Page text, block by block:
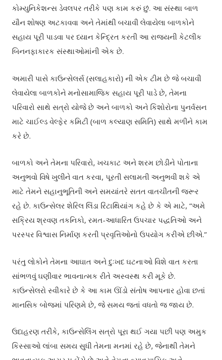
કોમ્યુનિકેશન્સ ડેવલપર તરીકે પણ કામ કરું છું. આ સંસ્થા બાળ
યૌન શોષણ અટકાવવા અને તેમાંથી બચાવી લેવાયેલા બાળકોને
સહાય પૂરી પાડવા પર ધ્યાન કેન્દ્રિત કરતી આ રાજ્યની કેટલીક
બિનનફાકારક સંસ્થાઓમાંની એક છે.
અમારી પાસે કાઉન્સેલર્સ (સલાહકારો) ની એક ટીમ છે જે બચાવી
લેવાયેલા બાળકોને મનોસામાજિક સહાય પૂરી પાડે છે, તેમના
પરિવારો સાથે સત્રો યોજે છે અને બાળકો અને કિશોરોના પુનર્વસન
માટે ચાઈલ્ડ વેલ્ફેર કમિટી (બાળ કલ્યાણ સમિતિ) સાથે મળીને કામ
કરે છે.
બાળકો અને તેમના પરિવારો, ખચકાટ અને શરમ છોડીને પોતાના
અનુભવો વિષે ખુલીને વાત કરવા, પૂરતી સલામતી અનુભવી શકે એ
માટે તેમને સહાનુભૂતિની અને સમયાંતરે સતત વાતચીતની જરૂર
રહે છે. કાઉન્સેલર શેરિલ લિંડા રિંટાથિયાંગ કહે છે કે એ માટે, “અમે
સક્રિય શ્રવણ તકનિકો, રમત-આધારિત ઉપચાર પદ્ધતિઓ અને
પરસ્પર વિશ્વાસ નિર્માણ કરતી પ્રવૃત્તિઓનો ઉપયોગ કરીએ છીએ.”
પરંતુ લોકોને તેમના આઘાત અને દુઃખદ ઘટનાઓ વિશે વાત કરતા
સાંભળવું ઘણીવાર ભાવનાત્મક રીતે અસ્વસ્થ કરી મૂકે છે.
કાઉન્સેલરો સ્વીકારે છે કે આ કામ ઊંડો સંતોષ આપનાર હોવા છતાં
માનસિક બોજમાં પરિણમે છે, જે સમય જતાં વધતો જ જાય છે.
ઉદાહરણ તરીકે, કાઉન્સેલિંગ સત્રો પૂરા થઈ ગયા પછી પણ અમુક
કિસ્સાઓ લાંબા સમય સુધી તેમના મનમાં રહે છે, જેનાથી તેમને